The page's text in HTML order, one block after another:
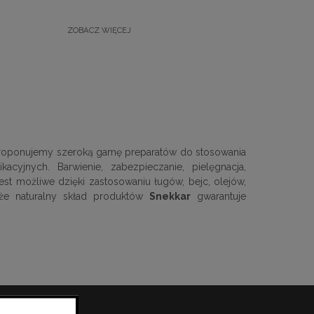
Akcesoria
ZOBACZ WIĘCEJ
szeroką gamę preparatów do stosowania
Barwienie, zabezpieczanie, pielęgnacja,
możliwe dzięki zastosowaniu ługów, bejc, olejów,
naturalny skład produktów Snekkar gwarantuje